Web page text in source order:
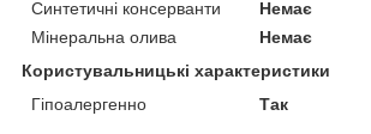
Синтетичні консерванти
Немає
Мінеральна олива
Немає
Користувальницькі характеристики
Гіпоалергенно
Так